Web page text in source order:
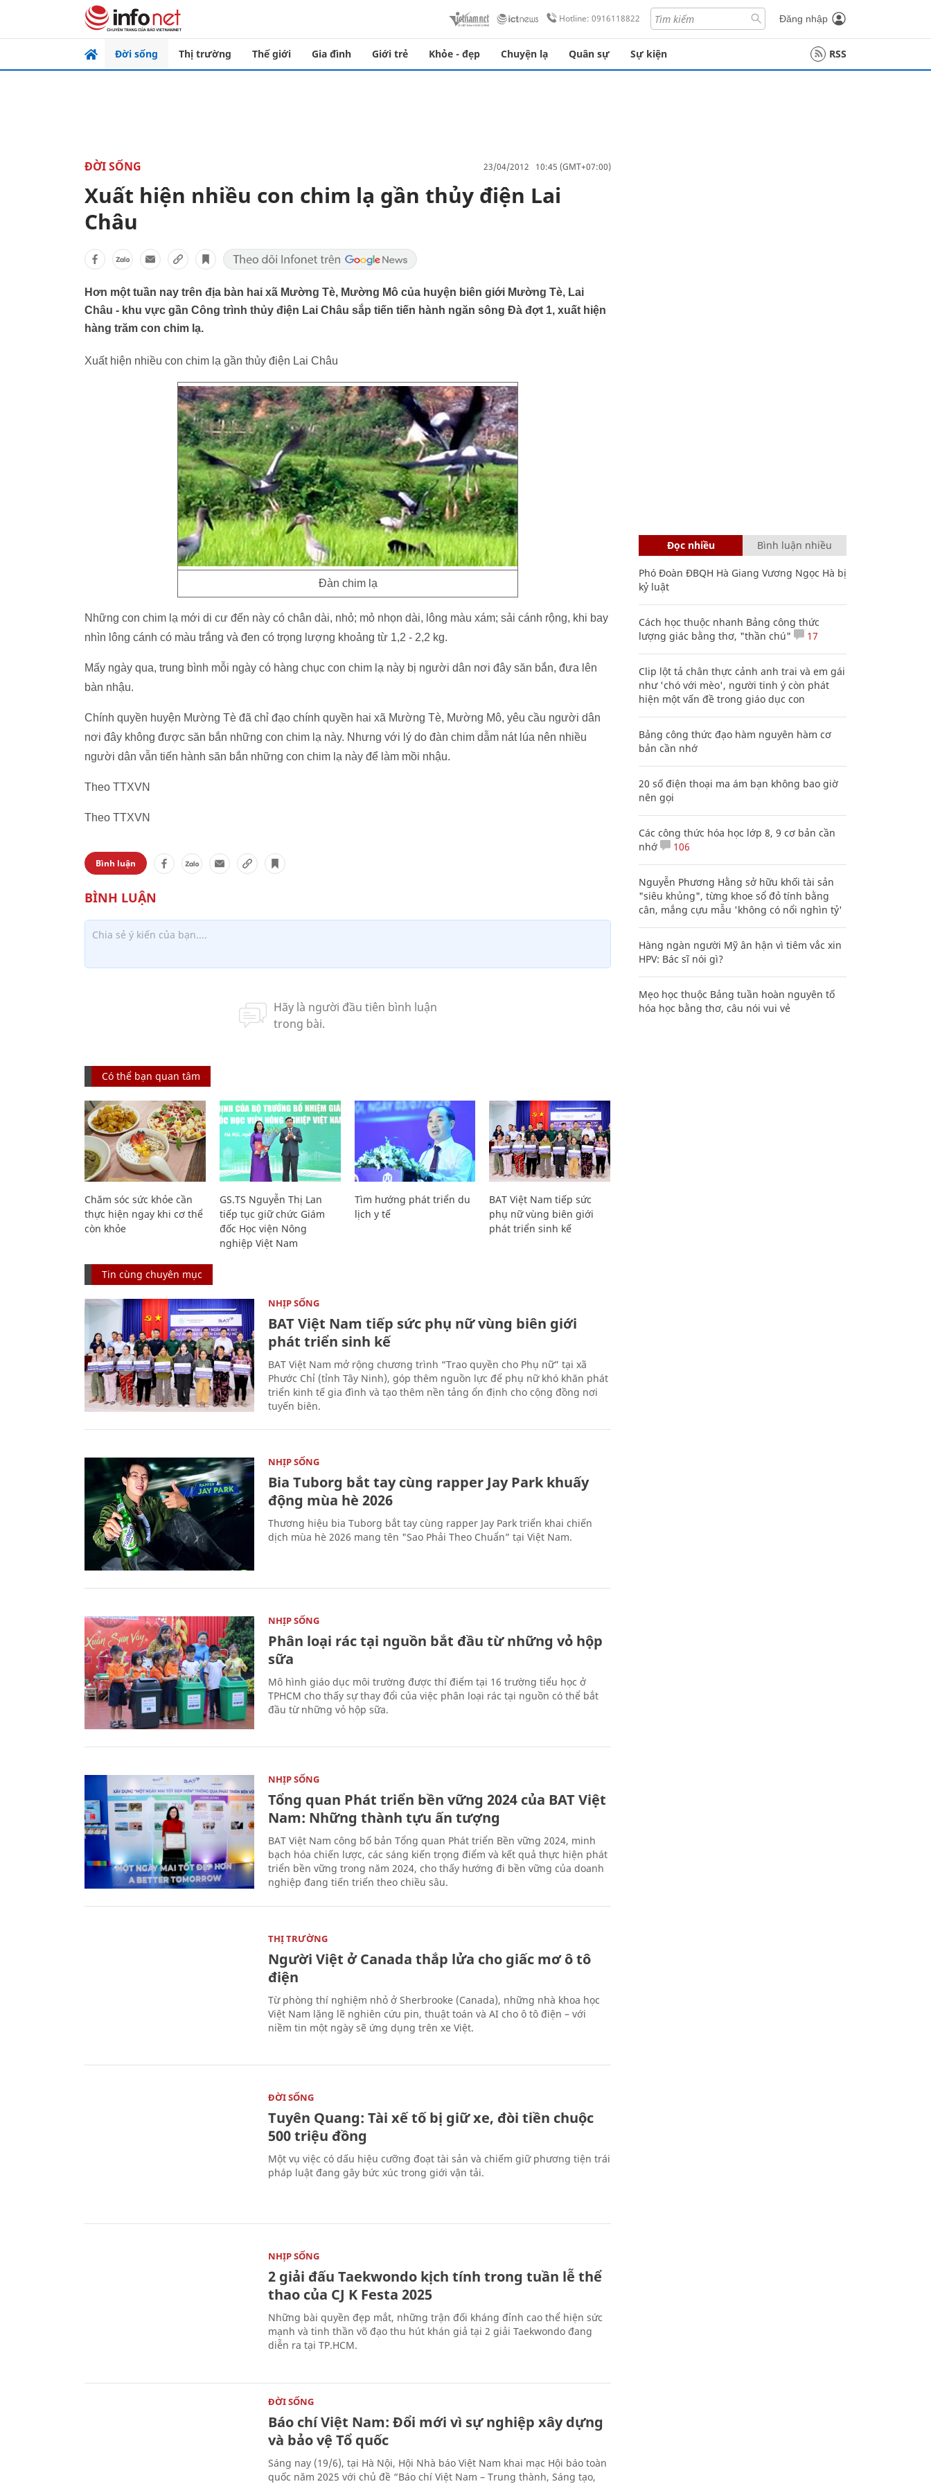
Hotline: 0916118822 Đăng nhập
Đời sống Thị trường Thế giới Gia đình Giới trẻ Khỏe - đẹp Chuyện lạ Quân sự Sự kiện RSS
ĐỜI SỐNG 23/04/2012 10:45 (GMT+07:00)
Xuất hiện nhiều con chim lạ gần thủy điện Lai
Châu
Hơn một tuần nay trên địa bàn hai xã Mường Tè, Mường Mô của huyện biên giới Mường Tè, Lai
Châu - khu vực gần Công trình thủy điện Lai Châu sắp tiến tiến hành ngăn sông Đà đợt 1, xuất hiện
hàng trăm con chim lạ.
Xuất hiện nhiều con chim lạ gần thủy điện Lai Châu
Đàn chim lạ
Những con chim lạ mới di cư đến này có chân dài, nhỏ; mỏ nhọn dài, lông màu xám; sải cánh rộng, khi bay
nhìn lông cánh có màu trắng và đen có trọng lượng khoảng từ 1,2 - 2,2 kg.
Mấy ngày qua, trung bình mỗi ngày có hàng chục con chim lạ này bị người dân nơi đây săn bắn, đưa lên
bàn nhậu.
Chính quyền huyện Mường Tè đã chỉ đạo chính quyền hai xã Mường Tè, Mường Mô, yêu cầu người dân
nơi đây không được săn bắn những con chim lạ này. Nhưng với lý do đàn chim dẫm nát lúa nên nhiều
người dân vẫn tiến hành săn bắn những con chim lạ này để làm mồi nhậu.
Theo TTXVN
Theo TTXVN
Bình luận
Có thể bạn quan tâm
Chăm sóc sức khỏe cần
thực hiện ngay khi cơ thể
còn khỏe
GS.TS Nguyễn Thị Lan
tiếp tục giữ chức Giám
đốc Học viện Nông
nghiệp Việt Nam
Tìm hướng phát triển du
lịch y tế
BAT Việt Nam tiếp sức
phụ nữ vùng biên giới
phát triển sinh kế
Tin cùng chuyên mục
NHỊP SỐNG
BAT Việt Nam tiếp sức phụ nữ vùng biên giới
phát triển sinh kế
BAT Việt Nam mở rộng chương trình “Trao quyền cho Phụ nữ” tại xã
Phước Chỉ (tỉnh Tây Ninh), góp thêm nguồn lực để phụ nữ khó khăn phát
triển kinh tế gia đình và tạo thêm nền tảng ổn định cho cộng đồng nơi
tuyến biên.
NHỊP SỐNG
Bia Tuborg bắt tay cùng rapper Jay Park khuấy
động mùa hè 2026
Thương hiệu bia Tuborg bắt tay cùng rapper Jay Park triển khai chiến
dịch mùa hè 2026 mang tên "Sao Phải Theo Chuẩn” tại Việt Nam.
NHỊP SỐNG
Phân loại rác tại nguồn bắt đầu từ những vỏ hộp
sữa
Mô hình giáo dục môi trường được thí điểm tại 16 trường tiểu học ở
TPHCM cho thấy sự thay đổi của việc phân loại rác tại nguồn có thể bắt
đầu từ những vỏ hộp sữa.
NHỊP SỐNG
Tổng quan Phát triển bền vững 2024 của BAT Việt
Nam: Những thành tựu ấn tượng
BAT Việt Nam công bố bản Tổng quan Phát triển Bền vững 2024, minh
bạch hóa chiến lược, các sáng kiến trọng điểm và kết quả thực hiện phát
triển bền vững trong năm 2024, cho thấy hướng đi bền vững của doanh
nghiệp đang tiến triển theo chiều sâu.
THỊ TRƯỜNG
Người Việt ở Canada thắp lửa cho giấc mơ ô tô
điện
Từ phòng thí nghiệm nhỏ ở Sherbrooke (Canada), những nhà khoa học
Việt Nam lặng lẽ nghiên cứu pin, thuật toán và AI cho ô tô điện – với
niềm tin một ngày sẽ ứng dụng trên xe Việt.
ĐỜI SỐNG
Tuyên Quang: Tài xế tố bị giữ xe, đòi tiền chuộc
500 triệu đồng
Một vụ việc có dấu hiệu cưỡng đoạt tài sản và chiếm giữ phương tiện trái
pháp luật đang gây bức xúc trong giới vận tải.
NHỊP SỐNG
2 giải đấu Taekwondo kịch tính trong tuần lễ thể
thao của CJ K Festa 2025
Những bài quyền đẹp mắt, những trận đối kháng đỉnh cao thể hiện sức
mạnh và tinh thần võ đạo thu hút khán giả tại 2 giải Taekwondo đang
diễn ra tại TP.HCM.
ĐỜI SỐNG
Báo chí Việt Nam: Đổi mới vì sự nghiệp xây dựng
và bảo vệ Tổ quốc
Sáng nay (19/6), tại Hà Nội, Hội Nhà báo Việt Nam khai mạc Hội báo toàn
quốc năm 2025 với chủ đề “Báo chí Việt Nam – Trung thành, Sáng tạo,
Đọc nhiều Bình luận nhiều
Phó Đoàn ĐBQH Hà Giang Vương Ngọc Hà bị
kỷ luật
Cách học thuộc nhanh Bảng công thức
lượng giác bằng thơ, "thần chú"
17
Clip lột tả chân thực cảnh anh trai và em gái
như 'chó với mèo', người tinh ý còn phát
hiện một vấn đề trong giáo dục con
Bảng công thức đạo hàm nguyên hàm cơ
bản cần nhớ
20 số điện thoại ma ám bạn không bao giờ
nên gọi
Các công thức hóa học lớp 8, 9 cơ bản cần
nhớ
106
Nguyễn Phương Hằng sở hữu khối tài sản
"siêu khủng", từng khoe sổ đỏ tính bằng
cân, mắng cựu mẫu 'không có nổi nghìn tỷ'
Hàng ngàn người Mỹ ân hận vì tiêm vắc xin
HPV: Bác sĩ nói gì?
Mẹo học thuộc Bảng tuần hoàn nguyên tố
hóa học bằng thơ, câu nói vui vẻ